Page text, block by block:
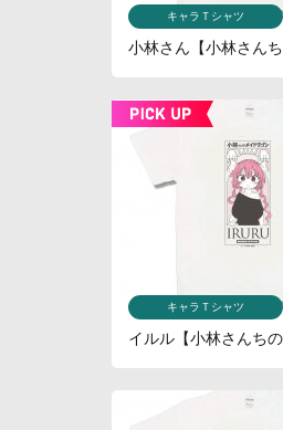
キャラＴシャツ
小林さん【小林さん
キャラＴシャツ
イルル【小林さんち